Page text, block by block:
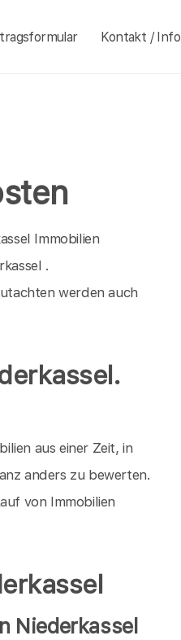
Kontakt / Info
Immobilien
.
werden auch
aus einer Zeit, in
anders zu bewerten.
von Immobilien
Niederkassel